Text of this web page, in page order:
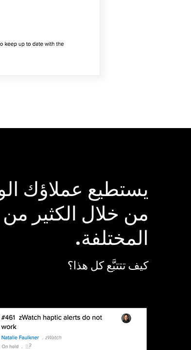
يستطيع عملاؤك
من خلال الكثير من
المختلفة.
كيف تتتبَّع كل هذا؟